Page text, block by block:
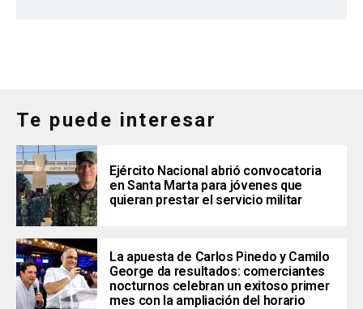
Te puede interesar
Ejército Nacional abrió convocatoria
en Santa Marta para jóvenes que
quieran prestar el servicio militar
La apuesta de Carlos Pinedo y Camilo
George da resultados: comerciantes
nocturnos celebran un exitoso primer
mes con la ampliación del horario